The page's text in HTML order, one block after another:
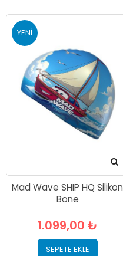
YENI
Mad Wave SHIP HQ Silikon
Bone
1.099,00 ₺
SEPETE EKLE